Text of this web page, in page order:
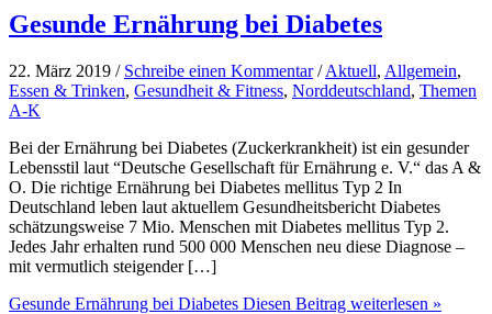
Gesunde Ernährung bei Diabetes
22. März 2019 / Schreibe einen Kommentar /Aktuell, Allgemein,
Essen & Trinken, Gesundheit & Fitness, Norddeutschland, Themen
A-K
Bei der Ernährung bei Diabetes (Zuckerkrankheit) ist ein gesunder
Lebensstil laut “Deutsche Gesellschaft für Ernährung e. V.“ das A &
O. Die richtige Ernährung bei Diabetes mellitus Typ 2 In
Deutschland leben laut aktuellem Gesundheitsbericht Diabetes
schätzungsweise 7 Mio. Menschen mit Diabetes mellitus Typ 2.
Jedes Jahr erhalten rund 500 000 Menschen neu diese Diagnose –
mit vermutlich steigender […]
Gesunde Ernährung bei Diabetes Diesen Beitrag weiterlesen »